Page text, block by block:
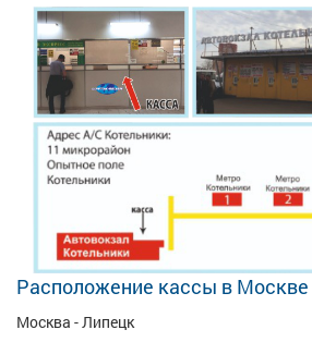
Расположение кассы в Москве
Москва - Липецк